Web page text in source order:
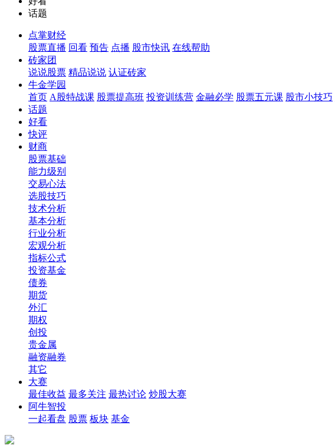
话题
点掌财经
股票直播 回看 预告 点播 股市快讯 在线帮助
砖家团
说说股票 精品说说 认证砖家
牛金学园
首页 A股特战课 股票提高班 投资训练营 金融必学 股票五元课 股市小技巧
话题
好看
快评
财商
股票基础
能力级别
交易心法
选股技巧
技术分析
基本分析
行业分析
宏观分析
指标公式
投资基金
债券
期货
外汇
期权
创投
贵金属
融资融券
其它
大赛
最佳收益 最多关注 最热讨论 炒股大赛
阿牛智投
一起看盘 股票 板块 基金